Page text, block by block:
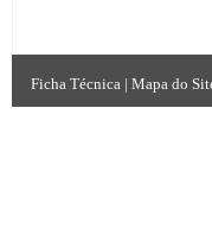
Ficha Técnica | Mapa do